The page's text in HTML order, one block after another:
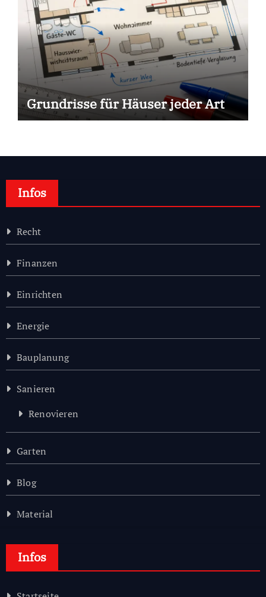
Grundrisse für Häuser jeder Art
Infos
Recht
Finanzen
Einrichten
Energie
Bauplanung
Sanieren
Renovieren
Garten
Blog
Material
Infos